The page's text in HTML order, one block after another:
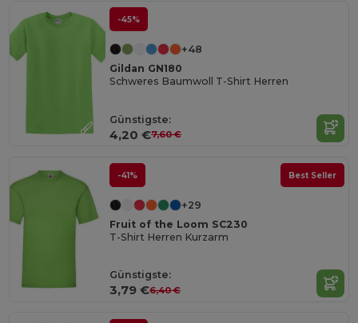
-45%
+48
Gildan GN180
Schweres Baumwoll T-Shirt Herren
Günstigste:
4,20 €7,60 €
-41% Best Seller
+29
Fruit of the Loom SC230
T-Shirt Herren Kurzarm
Günstigste:
3,79 €6,40 €